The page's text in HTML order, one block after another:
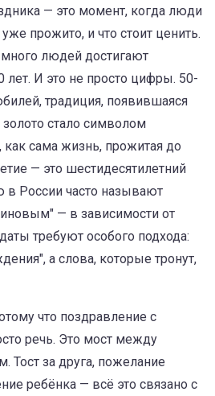
— это момент, когда люди
прожито, и что стоит ценить.
людей достигают
И это не просто цифры. 50-
, традиция, появившаяся
стало символом
как сама жизнь, прожитая до
— это шестидесятилетний
в России часто называют
— в зависимости от
требуют особого подхода:
а слова, которые тронут,
что поздравление с
речь. Это мост между
за друга, пожелание
ребёнка — всё это связано с